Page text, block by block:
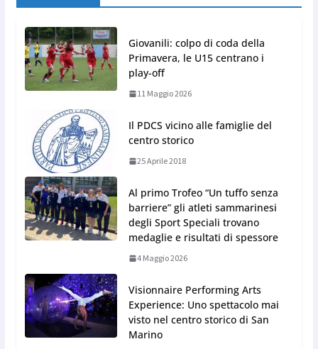
Giovanili: colpo di coda della
Primavera, le U15 centrano i
play-off
11 Maggio 2026
Il PDCS vicino alle famiglie del
centro storico
25 Aprile 2018
Al primo Trofeo “Un tuffo senza
barriere” gli atleti sammarinesi
degli Sport Speciali trovano
medaglie e risultati di spessore
4 Maggio 2026
Visionnaire Performing Arts
Experience: Uno spettacolo mai
visto nel centro storico di San
Marino